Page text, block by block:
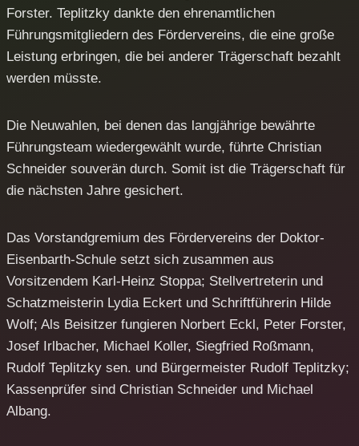
Forster. Teplitzky dankte den ehrenamtlichen
Führungsmitgliedern des Fördervereins, die eine große
Leistung erbringen, die bei anderer Trägerschaft bezahlt
werden müsste.
Die Neuwahlen, bei denen das langjährige bewährte
Führungsteam wiedergewählt wurde, führte Christian
Schneider souverän durch. Somit ist die Trägerschaft für
die nächsten Jahre gesichert.
Das Vorstandgremium des Fördervereins der Doktor-
Eisenbarth-Schule setzt sich zusammen aus
Vorsitzendem Karl-Heinz Stoppa; Stellvertreterin und
Schatzmeisterin Lydia Eckert und Schriftführerin Hilde
Wolf; Als Beisitzer fungieren Norbert Eckl, Peter Forster,
Josef Irlbacher, Michael Koller, Siegfried Roßmann,
Rudolf Teplitzky sen. und Bürgermeister Rudolf Teplitzky;
Kassenprüfer sind Christian Schneider und Michael
Albang.